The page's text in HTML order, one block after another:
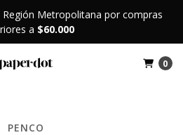
Región Metropolitana por compras
a $60.000
0
PENCO